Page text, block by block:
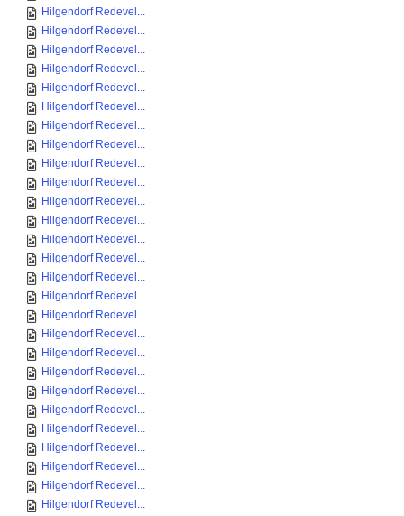
Hilgendorf Redevel...
Hilgendorf Redevel...
Hilgendorf Redevel...
Hilgendorf Redevel...
Hilgendorf Redevel...
Hilgendorf Redevel...
Hilgendorf Redevel...
Hilgendorf Redevel...
Hilgendorf Redevel...
Hilgendorf Redevel...
Hilgendorf Redevel...
Hilgendorf Redevel...
Hilgendorf Redevel...
Hilgendorf Redevel...
Hilgendorf Redevel...
Hilgendorf Redevel...
Hilgendorf Redevel...
Hilgendorf Redevel...
Hilgendorf Redevel...
Hilgendorf Redevel...
Hilgendorf Redevel...
Hilgendorf Redevel...
Hilgendorf Redevel...
Hilgendorf Redevel...
Hilgendorf Redevel...
Hilgendorf Redevel...
Hilgendorf Redevel...